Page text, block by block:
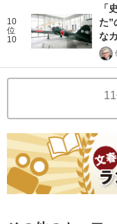
10
位
10
「
た”
な